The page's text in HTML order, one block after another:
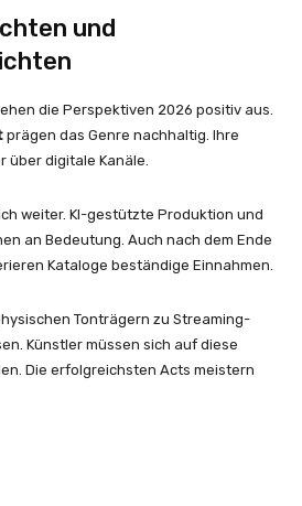
und
die Perspektiven 2026 positiv aus.
prägen das Genre nachhaltig. Ihre
über digitale Kanäle.
weiter. KI-gestützte Produktion und
an Bedeutung. Auch nach dem Ende
Kataloge beständige Einnahmen.
Tonträgern zu Streaming-
Künstler müssen sich auf diese
Die erfolgreichsten Acts meistern